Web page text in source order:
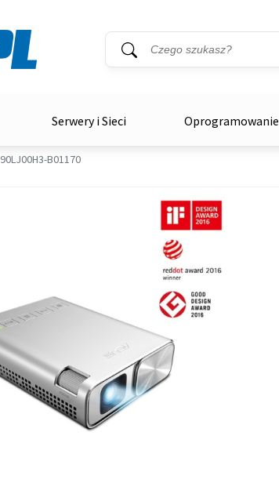
Wyszukiwarka
Słowo kluczowe
Serwery i Sieci Oprogramowanie
90LJ00H3-B01170